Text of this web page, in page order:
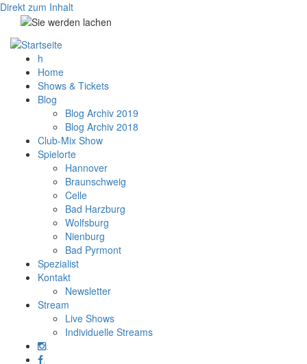
Direkt zum Inhalt
h
Home
Shows & Tickets
Blog
Blog Archiv 2019
Blog Archiv 2018
Club-Mix Show
Spielorte
Hannover
Braunschweig
Celle
Bad Harzburg
Wolfsburg
Nienburg
Bad Pyrmont
Spezialist
Kontakt
Newsletter
Stream
Live Shows
Individuelle Streams
.